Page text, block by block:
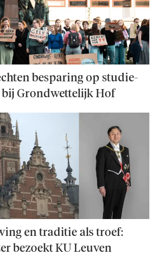
besparing op studie­
bij Grondwettelijk Hof
en traditie als troef:
bezoekt KU Leuven